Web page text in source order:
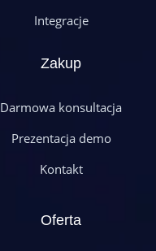
Integracje
Zakup
Darmowa konsultacja
Prezentacja demo
Kontakt
Oferta